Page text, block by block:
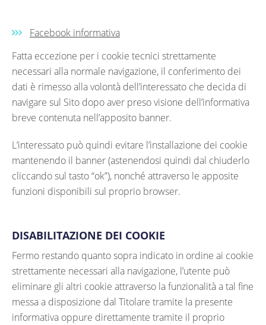
Facebook informativa
Fatta eccezione per i cookie tecnici strettamente
necessari alla normale navigazione, il conferimento dei
dati è rimesso alla volontà dell’interessato che decida di
navigare sul Sito dopo aver preso visione dell’informativa
breve contenuta nell’apposito banner.
L’interessato può quindi evitare l’installazione dei cookie
mantenendo il banner (astenendosi quindi dal chiuderlo
cliccando sul tasto “ok”), nonché attraverso le apposite
funzioni disponibili sul proprio browser.
DISABILITAZIONE DEI COOKIE
Fermo restando quanto sopra indicato in ordine ai cookie
strettamente necessari alla navigazione, l’utente può
eliminare gli altri cookie attraverso la funzionalità a tal fine
messa a disposizione dal Titolare tramite la presente
informativa oppure direttamente tramite il proprio